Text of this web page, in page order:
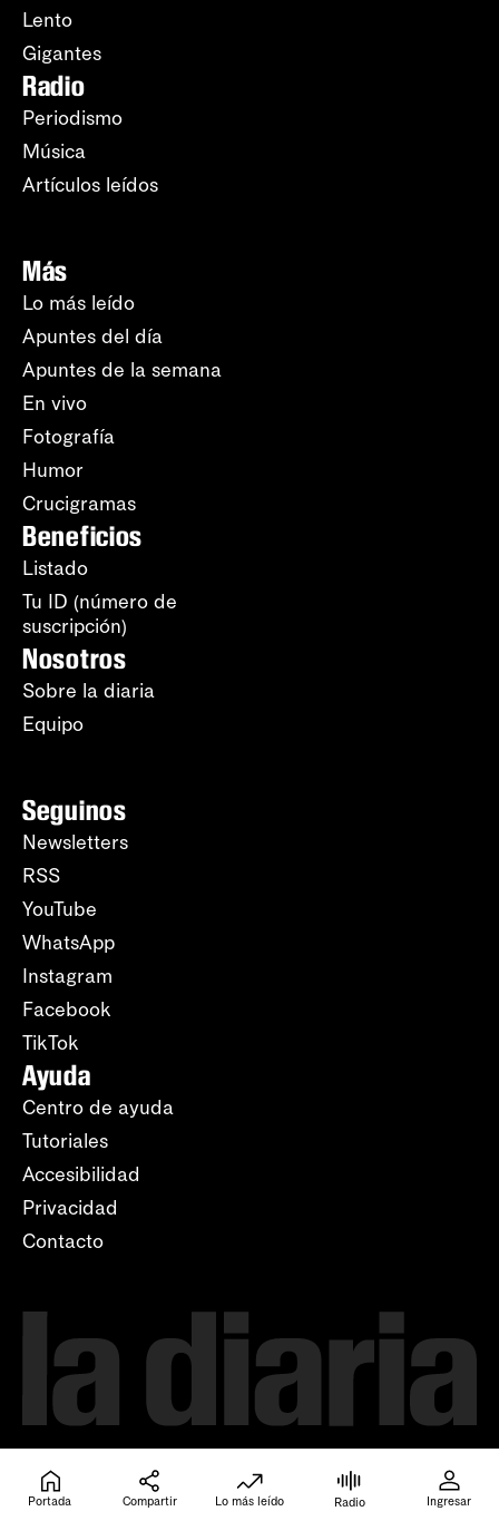
Lento
Gigantes
Radio
Periodismo
Música
Artículos leídos
Más
Lo más leído
Apuntes del día
Apuntes de la semana
En vivo
Fotografía
Humor
Crucigramas
Beneficios
Listado
Tu ID (número de
suscripción)
Nosotros
Sobre la diaria
Equipo
Seguinos
Newsletters
RSS
YouTube
WhatsApp
Instagram
Facebook
TikTok
Ayuda
Centro de ayuda
Tutoriales
Accesibilidad
Privacidad
Contacto
Portada Compartir Lo más leído Radio Ingresar